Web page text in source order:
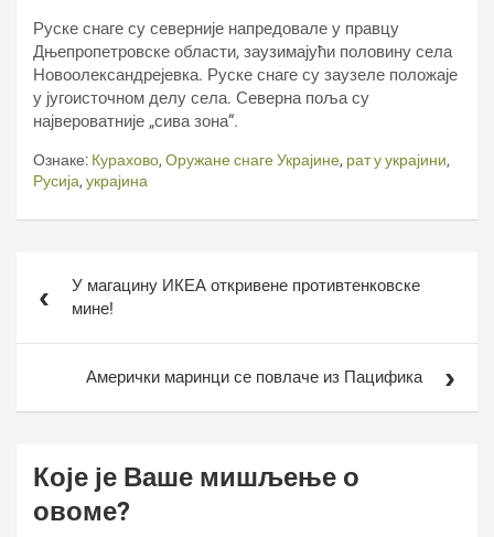
Руске снаге су северније напредовале у правцу
Дњепропетровске области, заузимајући половину села
Новоолександрејевка. Руске снаге су заузеле положаје
у југоисточном делу села. Северна поља су
највероватније „сива зона“.
Ознаке: Курахово, Оружане снаге Украјине, рат у украјини,
Русија, украјина
чланкаУ магацину ИКЕА откривене противтенковске
мине!
Амерички маринци се повлаче из Пацифика
Које је Ваше мишљење о
овоме?